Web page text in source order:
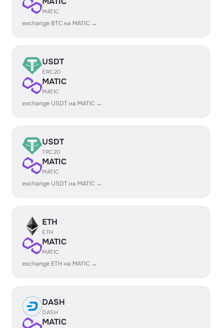
MATIC
exchange BTC на MATIC →
USDT
ERC20
MATIC
MATIC
exchange USDT на MATIC →
USDT
TRC20
MATIC
MATIC
exchange USDT на MATIC →
ETH
ETH
MATIC
MATIC
exchange ETH на MATIC →
DASH
DASH
MATIC